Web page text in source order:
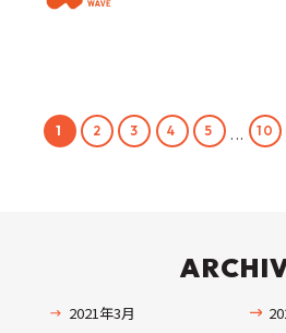
1 2 3 4 5 ... 10
2021年3月